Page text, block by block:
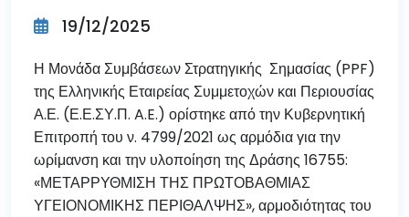
19/12/2025
Η Μονάδα Συμβάσεων Στρατηγικής Σημασίας (PPF)
της Ελληνικής Εταιρείας Συμμετοχών και Περιουσίας
Α.Ε. (Ε.Ε.ΣΥ.Π. A.E.) ορίστηκε από την Κυβερνητική
Επιτροπή του ν. 4799/2021 ως αρμόδια για την
ωρίμανση και την υλοποίηση της Δράσης 16755:
«ΜΕΤΑΡΡΥΘΜΙΣΗ ΤΗΣ ΠΡΩΤΟΒΑΘΜΙΑΣ
ΥΓΕΙΟΝΟΜΙΚΗΣ ΠΕΡΙΘΑΛΨΗΣ», αρμοδιότητας του